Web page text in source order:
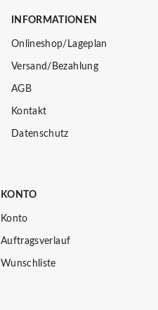
INFORMATIONEN
Onlineshop/Lageplan
Versand/Bezahlung
AGB
Kontakt
Datenschutz
KONTO
Konto
Auftragsverlauf
Wunschliste